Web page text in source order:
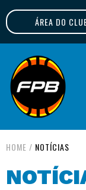
ÁREA DO
FPB
HOME / NOTÍCIAS